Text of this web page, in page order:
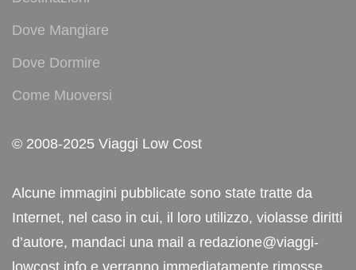
Dove Mangiare
Dove Dormire
Come Muoversi
© 2008-2025 Viaggi Low Cost
Alcune immagini pubblicate sono state tratte da
Internet, nel caso in cui, il loro utilizzo, violasse diritti
d’autore, mandaci una mail a redazione@viaggi-
lowcost.info e verranno immediatamente rimosse.